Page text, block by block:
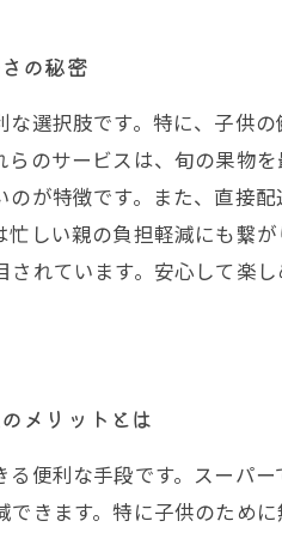
の秘密
選択肢です。特に、子供
のサービスは、旬の果物
が特徴です。また、直接
しい親の負担軽減にも繋
れています。安心して楽
メリットとは
便利な手段です。スーパ
きます。特に子供のため